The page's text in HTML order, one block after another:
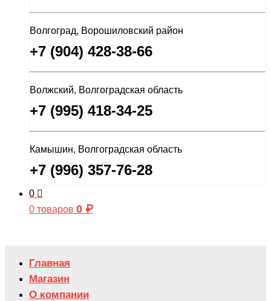
Волгоград, Ворошиловский район
+7 (904) 428-38-66
Волжский, Волгоградская область
+7 (995) 418-34-25
Камышин, Волгоградская область
+7 (996) 357-76-28
0
0 товаров 0 ₽
Главная
Магазин
О компании